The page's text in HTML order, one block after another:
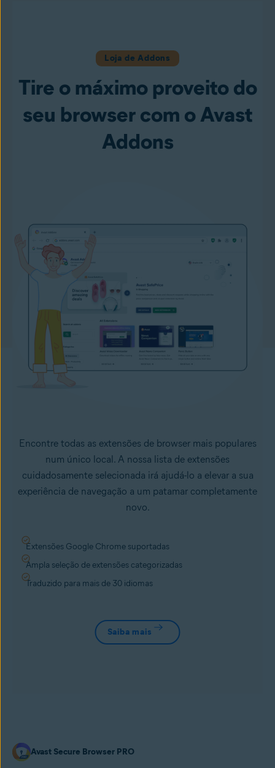
Loja de Addons
Tire o máximo proveito do
seu browser com o Avast
Addons
Encontre todas as extensões de browser mais populares
num único local. A nossa lista de extensões
cuidadosamente selecionada irá ajudá-lo a elevar a sua
experiência de navegação a um patamar completamente
novo.
Extensões Google Chrome suportadas
Ampla seleção de extensões categorizadas
Traduzido para mais de 30 idiomas
Saiba mais
Avast Secure Browser PRO